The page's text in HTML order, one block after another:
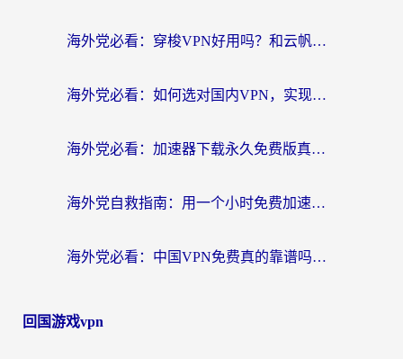
海外党必看：穿梭VPN好用吗？和云帆VPN对比哪个回国效果更好？附真实测评+避坑指南
海外党必看：如何选对国内VPN，实现无缝访问国内资源？
海外党必看：加速器下载永久免费版真的存在吗？教你无缝访问国内资源的正确姿势
海外党自救指南：用一个小时免费加速器，轻松打破国内资源访问壁垒？
海外党必看：中国VPN免费真的靠谱吗？手把手教你选对回国加速器
回国游戏vpn